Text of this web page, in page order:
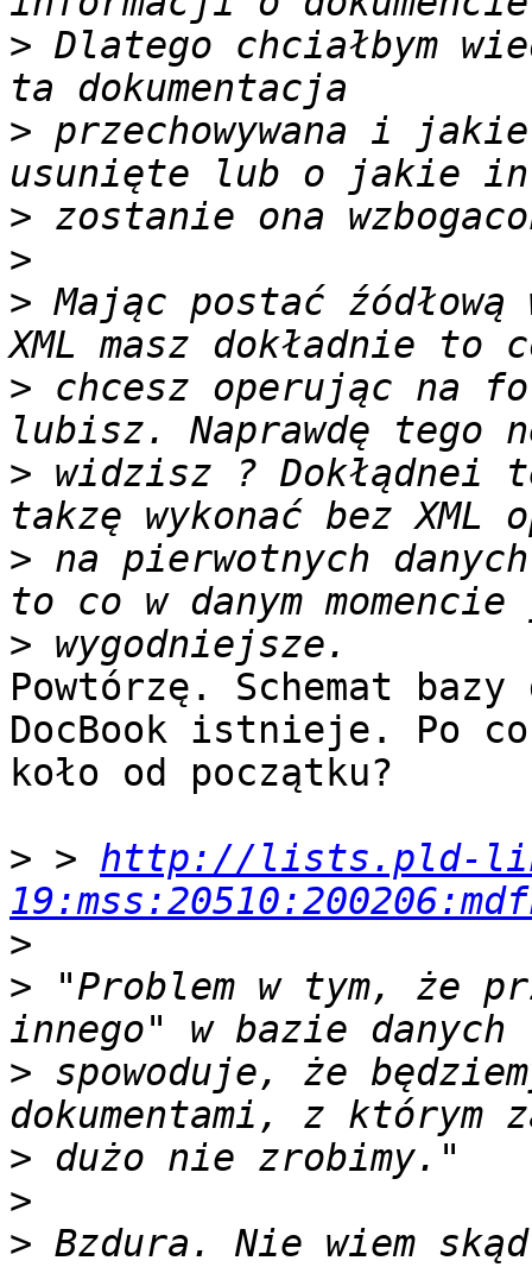
> Dlatego chciałbym
> przechowywana i
>
>
> Mając postać
> chcesz operując na
> widzisz ? Dokłądnei
> na pierwotnych
>
Powtórzę. Schemat
DocBook istnieje. Po co
koło od początku?
> > http://lists.pld-
>
> "Problem w tym, że
> spowoduje, że
>
>
> Bzdura. Nie wiem